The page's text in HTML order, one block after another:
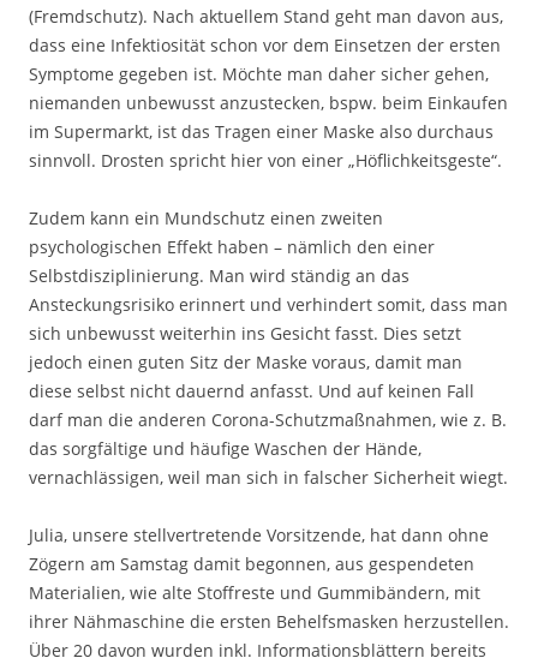
(Fremdschutz). Nach aktuellem Stand geht man davon aus,
dass eine Infektiosität schon vor dem Einsetzen der ersten
Symptome gegeben ist. Möchte man daher sicher gehen,
niemanden unbewusst anzustecken, bspw. beim Einkaufen
im Supermarkt, ist das Tragen einer Maske also durchaus
sinnvoll. Drosten spricht hier von einer „Höflichkeitsgeste“.
Zudem kann ein Mundschutz einen zweiten
psychologischen Effekt haben – nämlich den einer
Selbstdisziplinierung. Man wird ständig an das
Ansteckungsrisiko erinnert und verhindert somit, dass man
sich unbewusst weiterhin ins Gesicht fasst. Dies setzt
jedoch einen guten Sitz der Maske voraus, damit man
diese selbst nicht dauernd anfasst. Und auf keinen Fall
darf man die anderen Corona-Schutzmaßnahmen, wie z. B.
das sorgfältige und häufige Waschen der Hände,
vernachlässigen, weil man sich in falscher Sicherheit wiegt.
Julia, unsere stellvertretende Vorsitzende, hat dann ohne
Zögern am Samstag damit begonnen, aus gespendeten
Materialien, wie alte Stoffreste und Gummibändern, mit
ihrer Nähmaschine die ersten Behelfsmasken herzustellen.
Über 20 davon wurden inkl. Informationsblättern bereits